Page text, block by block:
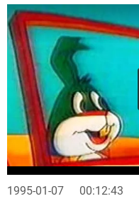
1995-01-07 00:12:43